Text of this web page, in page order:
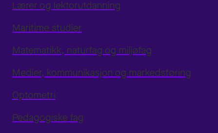
Lærer og lektorutdanning
Maritime studier
Matematikk, naturfag og miljøfag
Medier, kommunikasjon og markedsføring
Optometri
Pedagogiske fag